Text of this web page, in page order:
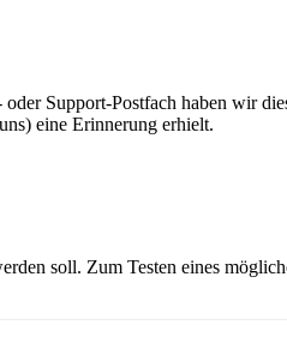
Support-Postfach haben wir
eine Erinnerung erhielt.
soll. Zum Testen eines